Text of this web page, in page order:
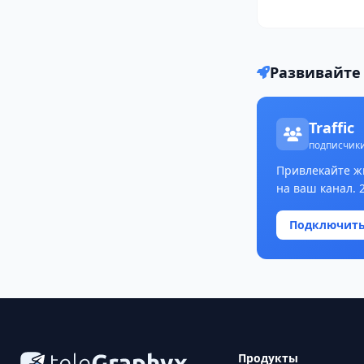
Traffic
Привлекайте
на ваш канал.
Подключить
Продукты